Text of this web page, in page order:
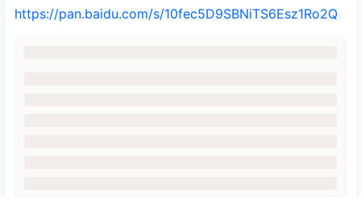
https://pan.baidu.com/s/10fec5D9SBNiTS6Esz1Ro2Q